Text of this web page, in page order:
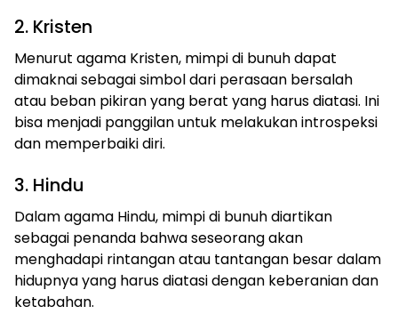
2. Kristen
Menurut agama Kristen, mimpi di bunuh dapat
dimaknai sebagai simbol dari perasaan bersalah
atau beban pikiran yang berat yang harus diatasi. Ini
bisa menjadi panggilan untuk melakukan introspeksi
dan memperbaiki diri.
3. Hindu
Dalam agama Hindu, mimpi di bunuh diartikan
sebagai penanda bahwa seseorang akan
menghadapi rintangan atau tantangan besar dalam
hidupnya yang harus diatasi dengan keberanian dan
ketabahan.